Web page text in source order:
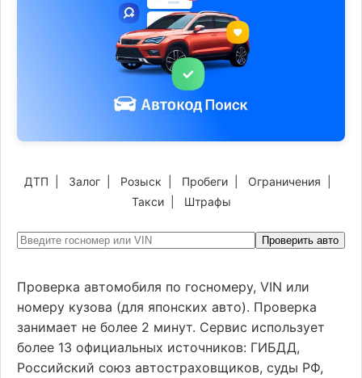
ДТП Залог Розыск Пробеги Ограничения
Такси| Штрафы
Проверить авто
Проверка автомобиля по госномеру, VIN или
номеру кузова (для японских авто). Проверка
занимает не более 2 минут. Сервис использует
более 13 официальных источников: ГИБДД,
Российский союз автостраховщиков, суды РФ,